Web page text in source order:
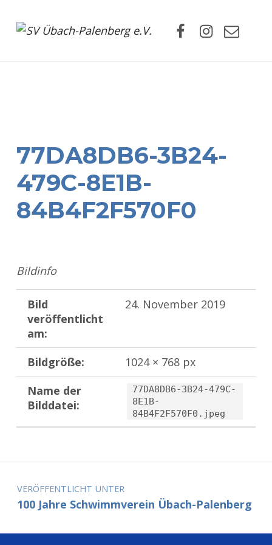
77DA8DB6-3B24-
479C-8E1B-
84B4F2F570F0
Bildinfo
Bild
veröffentlicht
am:
24. November 2019
Bildgröße:
1024 × 768 px
Name der
Bilddatei:
77DA8DB6-3B24-479C-
8E1B-
84B4F2F570F0.jpeg
Zurück zur Hauptnavigation springen
Beitragsnavigation
VERÖFFENTLICHT UNTER
100 Jahre Schwimmverein Übach-Palenberg